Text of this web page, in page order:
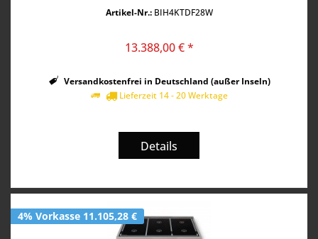
Artikel-Nr.:BIH4KTDF28W
13.388,00 € *
Versandkostenfrei in Deutschland (außer Inseln)
Lieferzeit 14 - 20 Werktage
Details
4% Vorkasse 11.105,28 €